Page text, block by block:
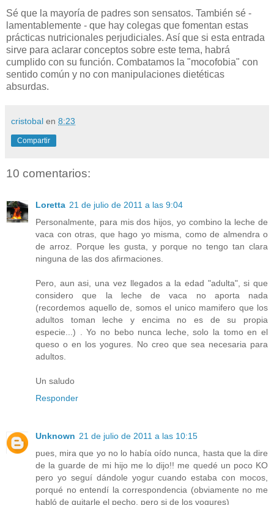
Sé que la mayoría de padres son sensatos. También sé -
lamentablemente - que hay colegas que fomentan estas
prácticas nutricionales perjudiciales. Así que si esta entrada
sirve para aclarar conceptos sobre este tema, habrá
cumplido con su función. Combatamos la "mocofobia" con
sentido común y no con manipulaciones dietéticas
absurdas.
cristobal en 8:23
Compartir
10 comentarios:
Loretta 21 de julio de 2011 a las 9:04
Personalmente, para mis dos hijos, yo combino la leche de
vaca con otras, que hago yo misma, como de almendra o
de arroz. Porque les gusta, y porque no tengo tan clara
ninguna de las dos afirmaciones.
Pero, aun asi, una vez llegados a la edad "adulta", si que
considero que la leche de vaca no aporta nada
(recordemos aquello de, somos el unico mamifero que los
adultos toman leche y encima no es de su propia
especie...) . Yo no bebo nunca leche, solo la tomo en el
queso o en los yogures. No creo que sea necesaria para
adultos.
Un saludo
Responder
Unknown 21 de julio de 2011 a las 10:15
pues, mira que yo no lo había oído nunca, hasta que la dire
de la guarde de mi hijo me lo dijo!! me quedé un poco KO
pero yo seguí dándole yogur cuando estaba con mocos,
porqué no entendí la correspondencia (obviamente no me
habló de quitarle el pecho, pero si de los yogures)